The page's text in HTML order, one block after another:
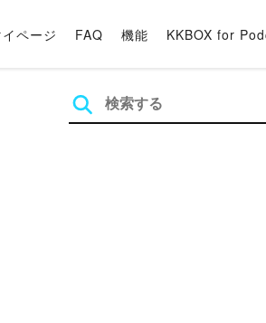
イページ FAQ 機能 KKBOX for